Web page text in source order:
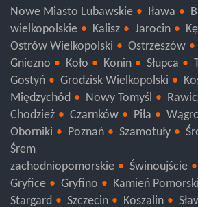
Giżycko
Ełk Działdowo
Nowe Miasto Lubawskie
Iława
wielkopolskie
Kalisz Jarocin
Ostrów Wielkopolski
Ostrzeszów
Gniezno
Koło Konin Słupca
Gostyń
Grodzisk Wielkopolski
Międzychód
Nowy Tomyśl
Chodzież
Czarnków Piła
Oborniki
Śrem
zachodniopomorskie
Świnoujście
Gryfice
Gryfino Kamień